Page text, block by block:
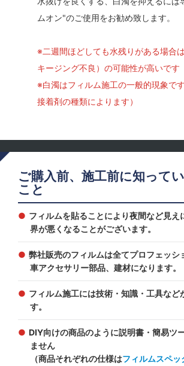
ムオン"のご使用をお勧め致します。
※二週間ほどしても水残りがある場合
キージング不良）の可能性が高いです
※白濁はフィルム施工の一般的現象で
接着剤の種類によります）
ご購入前、施工前に知って
こと
フィルムを貼ることにより夜間など見え
界が悪くなることがございます。
弊社販売のフィルムは全てプロフェッシ
車アクセサリー部品、建材になります。
フィルム施工には技術・知識・工具など
す。
DIY向けの商品のように説明書・簡易ツ
ません
（商品それぞれの仕様はフィルムスペッ